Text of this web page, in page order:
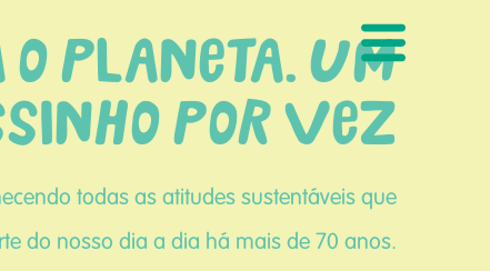
o planeta. Um
por vez
todas as atitudes sustentáveis que
do nosso dia a dia há mais de 70 anos.